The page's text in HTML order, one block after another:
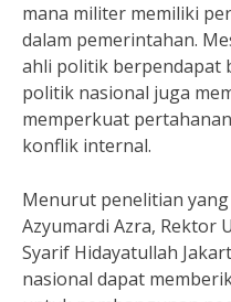
mana militer memiliki
dalam pemerintahan.
ahli politik berpendapat
politik nasional juga
memperkuat
konflik internal.
Menurut penelitian
Azyumardi Azra, Rektor
Syarif Hidayatullah
nasional dapat